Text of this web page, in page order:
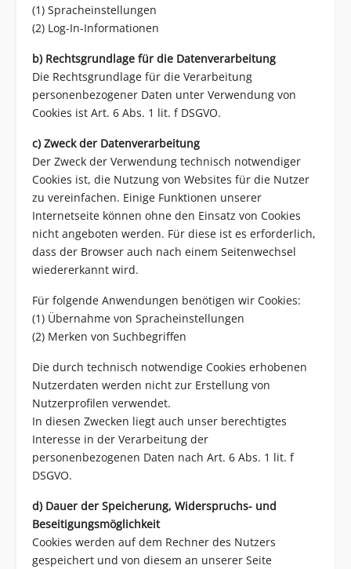
(1) Spracheinstellungen
(2) Log-In-Informationen
b) Rechtsgrundlage für die Datenverarbeitung
Die Rechtsgrundlage für die Verarbeitung
personenbezogener Daten unter Verwendung von
Cookies ist Art. 6 Abs. 1 lit. f DSGVO.
c) Zweck der Datenverarbeitung
Der Zweck der Verwendung technisch notwendiger
Cookies ist, die Nutzung von Websites für die Nutzer
zu vereinfachen. Einige Funktionen unserer
Internetseite können ohne den Einsatz von Cookies
nicht angeboten werden. Für diese ist es erforderlich,
dass der Browser auch nach einem Seitenwechsel
wiedererkannt wird.
Für folgende Anwendungen benötigen wir Cookies:
(1) Übernahme von Spracheinstellungen
(2) Merken von Suchbegriffen
Die durch technisch notwendige Cookies erhobenen
Nutzerdaten werden nicht zur Erstellung von
Nutzerprofilen verwendet.
In diesen Zwecken liegt auch unser berechtigtes
Interesse in der Verarbeitung der
personenbezogenen Daten nach Art. 6 Abs. 1 lit. f
DSGVO.
d) Dauer der Speicherung, Widerspruchs- und
Beseitigungsmöglichkeit
Cookies werden auf dem Rechner des Nutzers
gespeichert und von diesem an unserer Seite